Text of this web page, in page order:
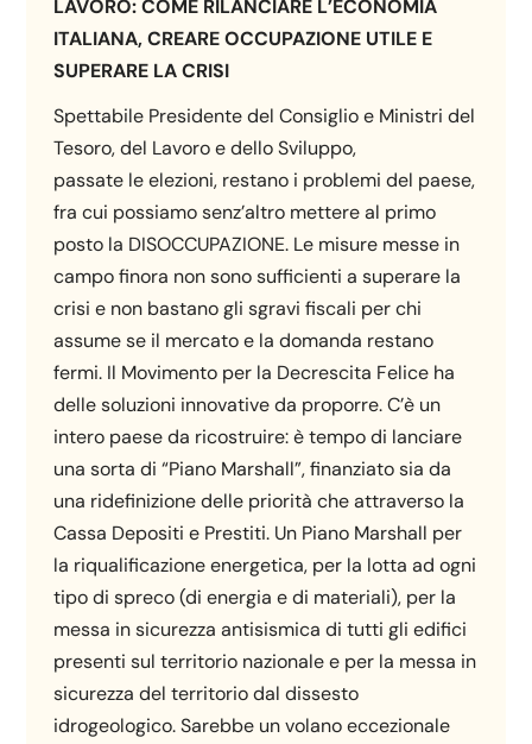
LAVORO: COME RILANCIARE L’ECONOMIA
ITALIANA, CREARE OCCUPAZIONE UTILE E
SUPERARE LA CRISI
Spettabile Presidente del Consiglio e Ministri del
Tesoro, del Lavoro e dello Sviluppo,
passate le elezioni, restano i problemi del paese,
fra cui possiamo senz’altro mettere al primo
posto la DISOCCUPAZIONE. Le misure messe in
campo finora non sono sufficienti a superare la
crisi e non bastano gli sgravi fiscali per chi
assume se il mercato e la domanda restano
fermi. Il Movimento per la Decrescita Felice ha
delle soluzioni innovative da proporre. C’è un
intero paese da ricostruire: è tempo di lanciare
una sorta di “Piano Marshall”, finanziato sia da
una ridefinizione delle priorità che attraverso la
Cassa Depositi e Prestiti. Un Piano Marshall per
la riqualificazione energetica, per la lotta ad ogni
tipo di spreco (di energia e di materiali), per la
messa in sicurezza antisismica di tutti gli edifici
presenti sul territorio nazionale e per la messa in
sicurezza del territorio dal dissesto
idrogeologico. Sarebbe un volano eccezionale